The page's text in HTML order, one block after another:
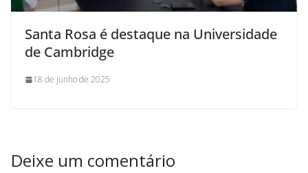
Santa Rosa é destaque na Universidade
de Cambridge
18 de junho de 2025
Deixe um comentário